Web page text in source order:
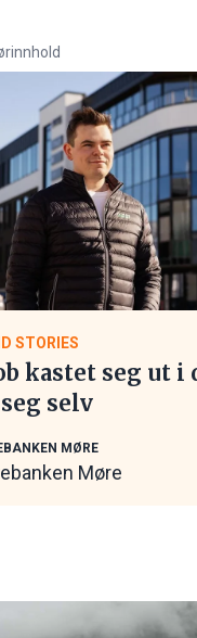
STORIES
kastet seg ut
selv
MØRE
Møre